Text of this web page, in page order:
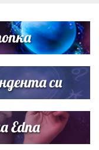
ВИП гостите на
си
Edna